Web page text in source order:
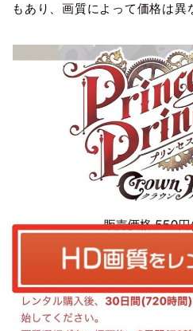
もあり、画質によって価格は異